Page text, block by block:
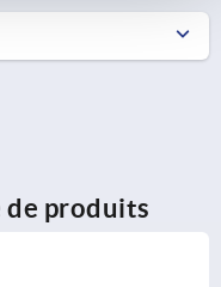
de produits